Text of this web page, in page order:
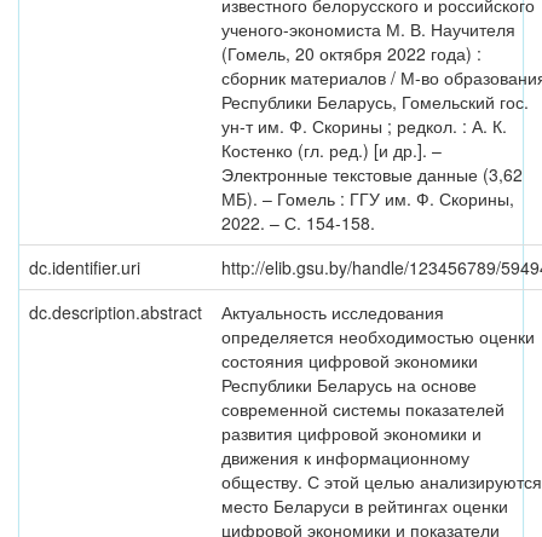
известного белорусского и российского
ученого-экономиста М. В. Научителя
(Гомель, 20 октября 2022 года) :
сборник материалов / М-во
Республики Беларусь, Гомельский гос.
ун-т им. Ф. Скорины ; редкол. : А. К.
Костенко (гл. ред.) [и др.]. –
Электронные текстовые данные (3,62
МБ). – Гомель : ГГУ им. Ф. Скорины,
2022. – С. 154-158.
dc.identifier.uri
http://elib.gsu.by/handle/123456789/
dc.description.abstract
Актуальность исследования
определяется необходимостью оценки
состояния цифровой экономики
Республики Беларусь на основе
современной системы показателей
развития цифровой экономики и
движения к информационному
обществу. С этой целью анализируются
место Беларуси в рейтингах оценки
цифровой экономики и показатели